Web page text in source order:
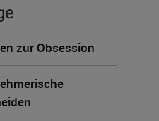
zur Obsession